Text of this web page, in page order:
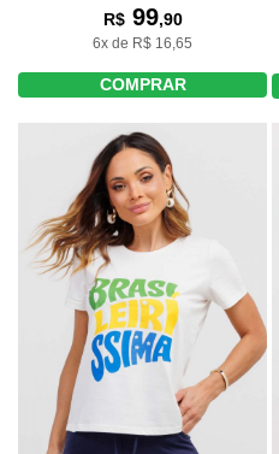
R$99,90
6x de R$ 16,65
COMPRAR